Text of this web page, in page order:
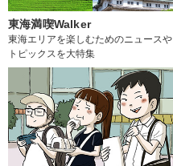
東海満喫Walker
東海エリアを楽しむためのニュースや
トピックスを大特集